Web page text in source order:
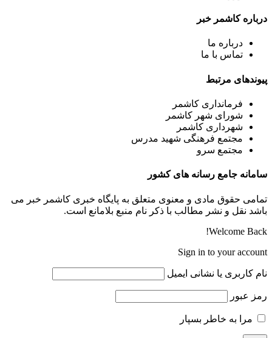
درباره کاشمر خبر
درباره ما
تماس با ما
پیوندهای مرتبط
فرمانداری کاشمر
شورای شهر کاشمر
شهرداری کاشمر
مجتمع فرهنگی شهید مدرس
مجتمع سرو
سامانه جامع رسانه های کشور
تمامی حقوق مادی و معنوی متعلق به پایگاه خبری کاشمر خبر می
باشد نقل و نشر مطالب با ذکر نام منبع بلامانع است.
Welcome Back!
Sign in to your account
نام کاربری یا نشانی ایمیل
رمز عبور
مرا به خاطر بسپار